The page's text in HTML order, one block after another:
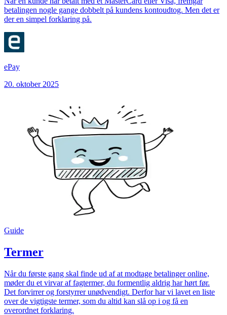
betalingen nogle gange dobbelt på kundens kontoudtog. Men det er
der en simpel forklaring på.
ePay
20. oktober 2025
Guide
Termer
Når du første gang skal finde ud af at modtage betalinger online,
møder du et virvar af fagtermer, du formentlig aldrig har hørt før.
Det forvirrer og forstyrrer unødvendigt. Derfor har vi lavet en liste
over de vigtigste termer, som du altid kan slå op i og få en
overordnet forklaring.